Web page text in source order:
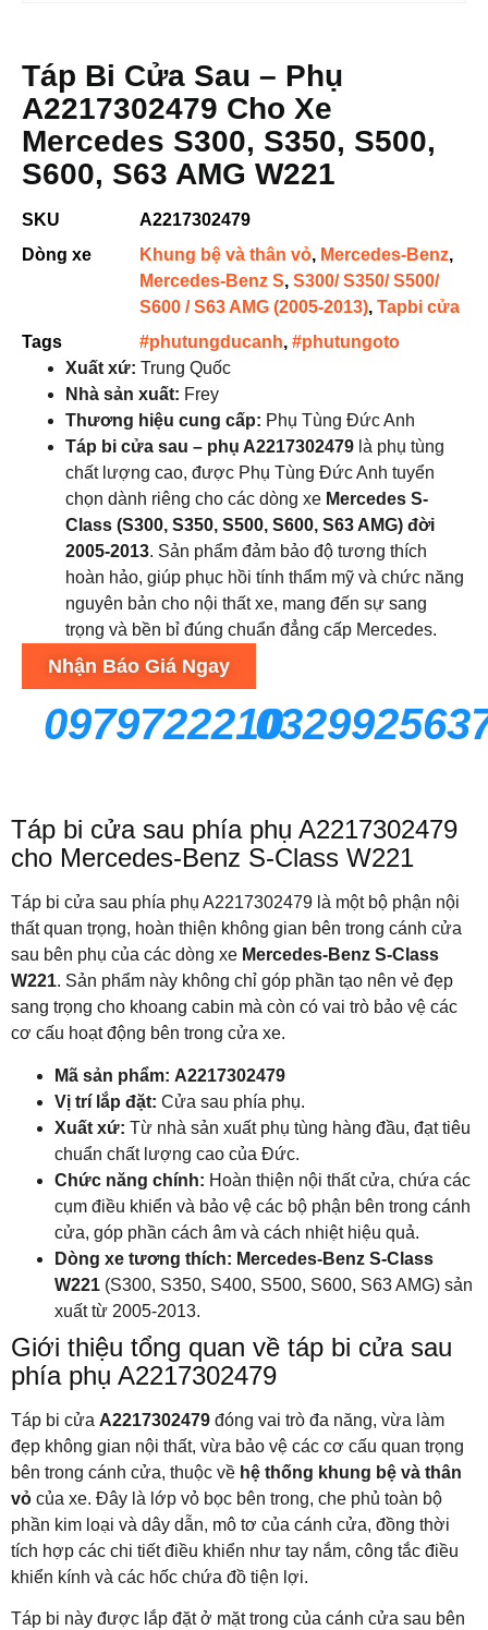
Táp Bi Cửa Sau – Phụ
A2217302479 Cho Xe
Mercedes S300, S350, S500,
S600, S63 AMG W221
SKU
A2217302479
Dòng xe
Khung bệ và thân vỏ, Mercedes-Benz,
Mercedes-Benz S, S300/ S350/ S500/
S600 / S63 AMG (2005-2013), Tapbi cửa
Tags
#phutungducanh, #phutungoto
Xuất xứ: Trung Quốc
Nhà sản xuất: Frey
Thương hiệu cung cấp: Phụ Tùng Đức Anh
Táp bi cửa sau – phụ A2217302479 là phụ tùng
chất lượng cao, được Phụ Tùng Đức Anh tuyển
chọn dành riêng cho các dòng xe Mercedes S-
Class (S300, S350, S500, S600, S63 AMG) đời
2005-2013. Sản phẩm đảm bảo độ tương thích
hoàn hảo, giúp phục hồi tính thẩm mỹ và chức năng
nguyên bản cho nội thất xe, mang đến sự sang
trọng và bền bỉ đúng chuẩn đẳng cấp Mercedes.
Nhận Báo Giá Ngay
0979722210
Táp bi cửa sau phía phụ A2217302479
cho Mercedes-Benz S-Class W221
Táp bi cửa sau phía phụ A2217302479 là một bộ phận nội
thất quan trọng, hoàn thiện không gian bên trong cánh cửa
sau bên phụ của các dòng xe Mercedes-Benz S-Class
W221. Sản phẩm này không chỉ góp phần tạo nên vẻ đẹp
sang trọng cho khoang cabin mà còn có vai trò bảo vệ các
cơ cấu hoạt động bên trong cửa xe.
Mã sản phẩm: A2217302479
Vị trí lắp đặt: Cửa sau phía phụ.
Xuất xứ: Từ nhà sản xuất phụ tùng hàng đầu, đạt tiêu
chuẩn chất lượng cao của Đức.
Chức năng chính: Hoàn thiện nội thất cửa, chứa các
cụm điều khiển và bảo vệ các bộ phận bên trong cánh
cửa, góp phần cách âm và cách nhiệt hiệu quả.
Dòng xe tương thích: Mercedes-Benz S-Class
W221 (S300, S350, S400, S500, S600, S63 AMG) sản
xuất từ 2005-2013.
Giới thiệu tổng quan về táp bi cửa sau
phía phụ A2217302479
Táp bi cửa A2217302479 đóng vai trò đa năng, vừa làm
đẹp không gian nội thất, vừa bảo vệ các cơ cấu quan trọng
bên trong cánh cửa, thuộc về hệ thống khung bệ và thân
vỏ của xe. Đây là lớp vỏ bọc bên trong, che phủ toàn bộ
phần kim loại và dây dẫn, mô tơ của cánh cửa, đồng thời
tích hợp các chi tiết điều khiển như tay nắm, công tắc điều
khiển kính và các hốc chứa đồ tiện lợi.
Táp bi này được lắp đặt ở mặt trong của cánh cửa sau bên